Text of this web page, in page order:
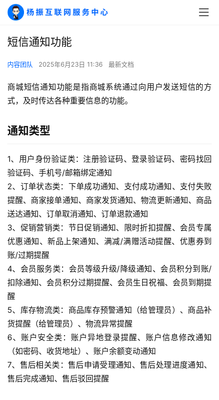
A
I
实
群
运
营
记
录
经
验
短信通知功能
内容团队 2025年6月23日 11:36 最新文档
商城短信通知功能是指商城系统通过向用户发送短信的方
式，及时传达各种重要信息的功能。
通知类型
1、用户身份验证类：注册验证码、登录验证码、密码找回
验证码、手机号/邮箱绑定通知
2、订单状态类：下单成功通知、支付成功通知、支付失败
提醒、商家接单通知、商家发货通知、物流更新通知、商品
送达通知、订单取消通知、订单退款通知
3、促销营销类：节日促销通知、限时折扣提醒、会员专属
优惠通知、新品上架通知、满减/满赠活动提醒、优惠券到
账/过期提醒
4、会员服务类：会员等级升级/降级通知、会员积分到账/
扣除通知、会员积分过期提醒、会员生日祝福、会员到期提
醒
5、库存物流类：商品库存预警通知（给管理员）、商品补
货提醒（给管理员）、物流异常提醒
6、账户安全类：账户异地登录提醒、账户信息修改通知
（如密码、收货地址）、账户余额变动通知
7、售后相关类：售后申请受理通知、售后处理进度通知、
售后完成通知、售后驳回提醒